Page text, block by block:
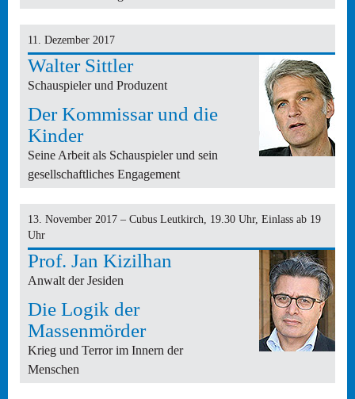
11. Dezember 2017
Walter Sittler
Schauspieler und Produzent
Der Kommissar und die
Kinder
Seine Arbeit als Schauspieler und sein
gesellschaftliches Engagement
13. November 2017 – Cubus Leutkirch, 19.30 Uhr, Einlass ab 19
Uhr
Prof. Jan Kizilhan
Anwalt der Jesiden
Die Logik der
Massenmörder
Krieg und Terror im Innern der
Menschen